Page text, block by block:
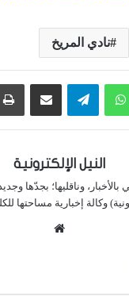
نادي المريخ
واتساب تيلقرام مشاركة عبر البريد
النيل الإلكترونية
بالأخبار، وناقليها؛ بجدّها
وكالة إخبارية مساحتها